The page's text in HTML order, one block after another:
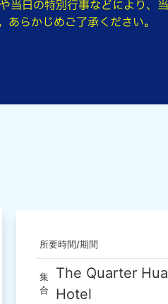
当日の特別行事などにより、
あらかじめご了承ください。
所要時間/期間
集
合
The Quarter
Hotel